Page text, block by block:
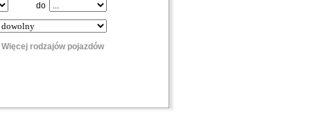
do
Więcej rodzajów pojazdów